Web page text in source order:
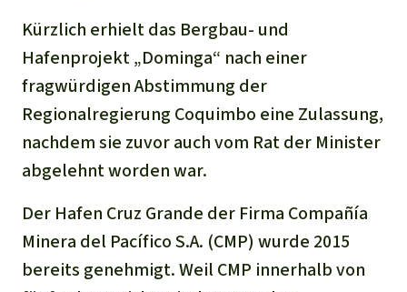
Kürzlich erhielt das Bergbau- und
Hafenprojekt „Dominga“ nach einer
fragwürdigen Abstimmung der
Regionalregierung Coquimbo eine Zulassung,
nachdem sie zuvor auch vom Rat der Minister
abgelehnt worden war.
Der Hafen Cruz Grande der Firma Compañía
Minera del Pacífico S.A. (CMP) wurde 2015
bereits genehmigt. Weil CMP innerhalb von